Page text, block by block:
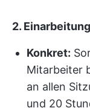
2.
Konkret:
Mitarbeiter
an allen
und 20